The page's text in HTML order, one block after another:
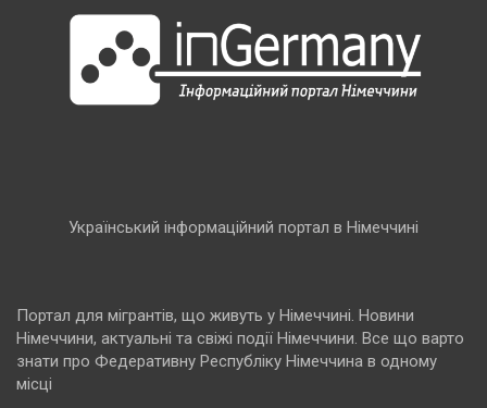
Український інформаційний портал в Німеччині
Портал для мігрантів, що живуть у Німеччині. Новини
Німеччини, актуальні та свіжі події Німеччини. Все що варто
знати про Федеративну Республіку Німеччина в одному
місці